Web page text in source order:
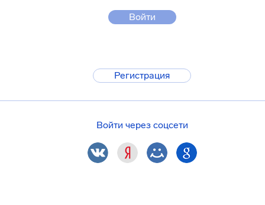
Войти
Регистрация
Войти через соцсети